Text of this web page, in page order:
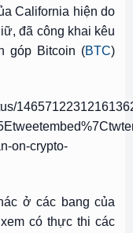
California hiện do
đã công khai kêu
góp Bitcoin (BTC)
on-crypto-
ở các bang của
có thực thi các